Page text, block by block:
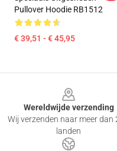
Pullover Hoodie RB1512
€ 39,51 - € 45,95
Wereldwijde verzending
Wij verzenden naar meer dan
landen